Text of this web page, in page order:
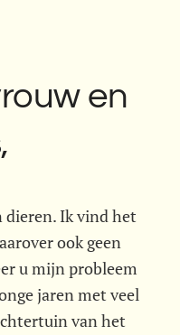
en
dieren. Ik vind het
ook geen
u mijn probleem
jaren met veel
van het